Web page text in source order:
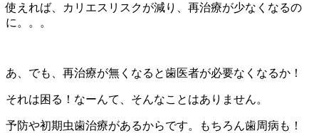
使えれば、カリエスリスクが減り、再治療が少なくなるの
に。。。
あ、でも、再治療が無くなると歯医者が必要なくなるか！
それは困る！なーんて、そんなことはありません。
予防や初期虫歯治療があるからです。もちろん歯周病も！